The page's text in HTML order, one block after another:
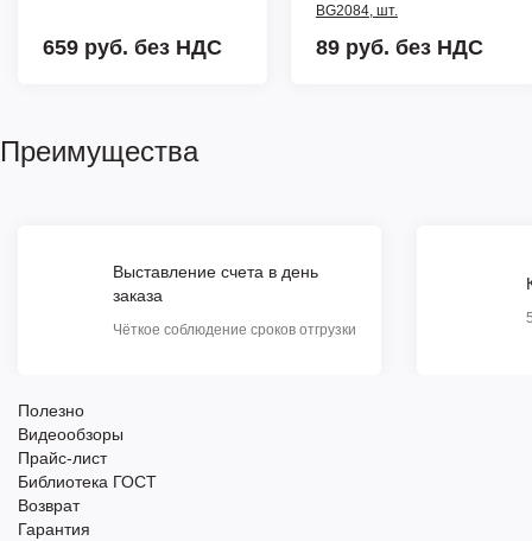
659 руб. без НДС
BG2084, шт.
89 руб. без НДС
Преимущества
Выставление счета в день
заказа
Чёткое соблюдение сроков отгрузки
Полезно
Видеообзоры
Прайс-лист
Библиотека ГОСТ
Возврат
Гарантия